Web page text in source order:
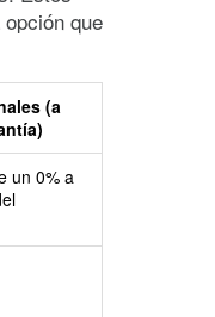
que
(a
un 0% a